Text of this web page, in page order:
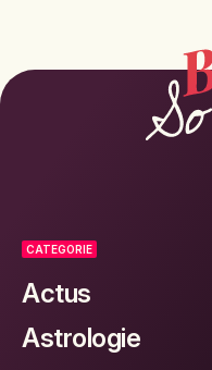
CATEGORIE
Actus
Astrologie